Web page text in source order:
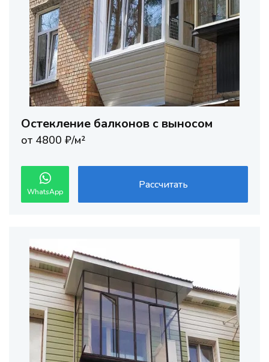
Остекление балконов с выносом
от 4800 ₽/м²
WhatsApp
Рассчитать